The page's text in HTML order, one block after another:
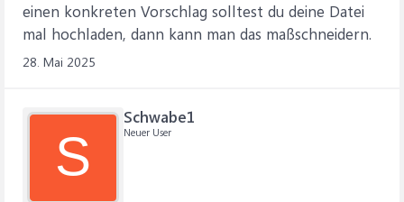
einen konkreten Vorschlag solltest du deine Datei
mal hochladen, dann kann man das maßschneidern.
28. Mai 2025
S
Schwabe1
Neuer User